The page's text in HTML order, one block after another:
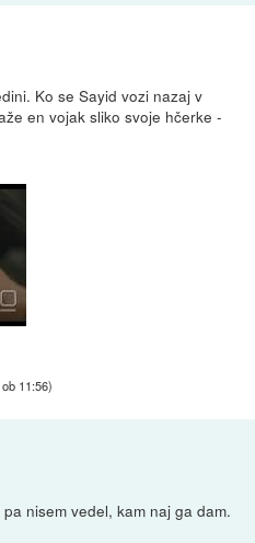
Ko se Sayid vozi nazaj v
en vojak sliko svoje hčerke -
11:56)
nisem vedel, kam naj ga dam.